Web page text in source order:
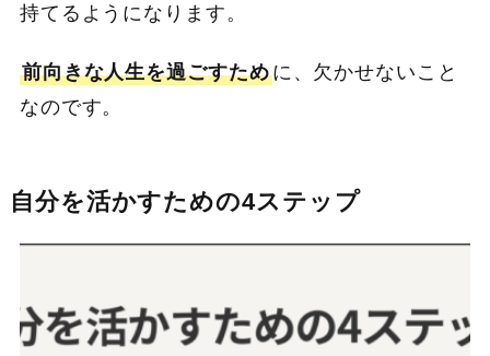
持てるようになります。
前向きな人生を過ごすために、欠かせないこと
なのです。
自分を活かすための4ステップ